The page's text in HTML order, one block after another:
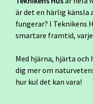
är det en härlig
fungerar? I Teknikens
smartare framtid, varje
Med hjärna, hjärta och
dig mer om
hur kul det kan vara!